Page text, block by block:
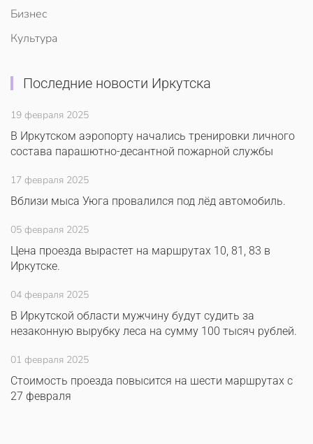
Бизнес
Культура
Последние новости Иркутска
19 февраля 2025
В Иркутском аэропорту начались тренировки личного
состава парашютно-десантной пожарной службы
17 февраля 2025
Вблизи мыса Уюга провалился под лёд автомобиль.
05 февраля 2025
Цена проезда вырастет на маршрутах 10, 81, 83 в
Иркутске.
04 февраля 2025
В Иркутской области мужчину будут судить за
незаконную вырубку леса на сумму 100 тысяч рублей.
01 февраля 2025
Стоимость проезда повысится на шести маршрутах с
27 февраля